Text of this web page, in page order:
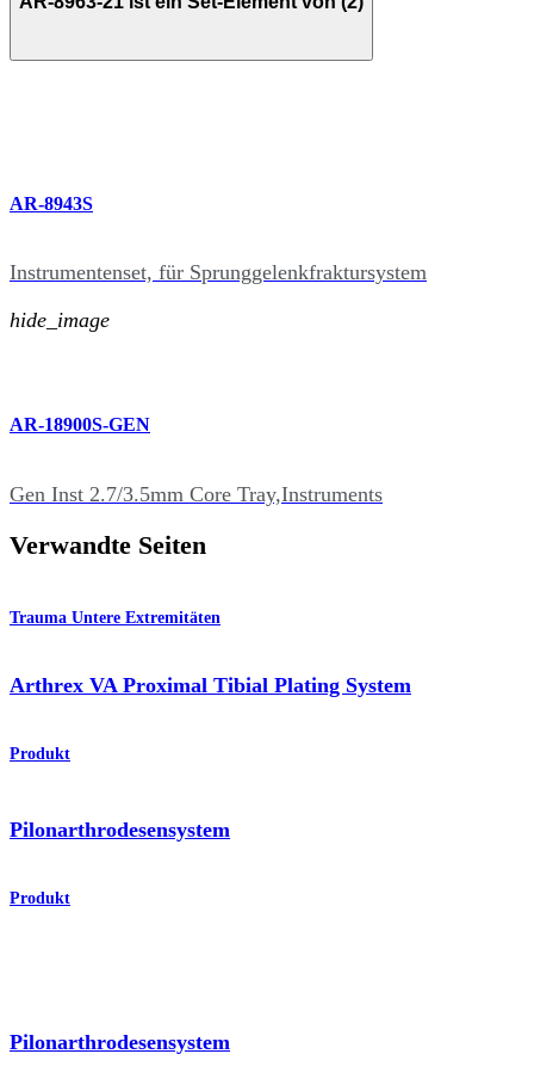
AR-8943S
Instrumentenset, für Sprunggelenkfraktursystem
hide_image
AR-18900S-GEN
Gen Inst 2.7/3.5mm Core Tray,Instruments
Verwandte Seiten
Trauma Untere Extremitäten
Arthrex VA Proximal Tibial Plating System
Produkt
Pilonarthrodesensystem
Produkt
Pilonarthrodesensystem